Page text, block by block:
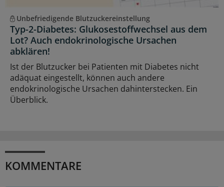
Unbefriedigende Blutzuckereinstellung
Typ-2-Diabetes: Glukosestoffwechsel aus dem
Lot? Auch endokrinologische Ursachen
abklären!
Ist der Blutzucker bei Patienten mit Diabetes nicht
adäquat eingestellt, können auch andere
endokrinologische Ursachen dahinterstecken. Ein
Überblick.
KOMMENTARE